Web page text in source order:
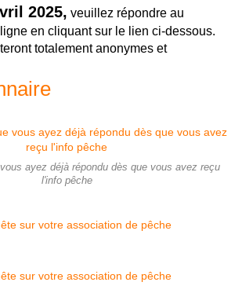
2025, veuillez répondre au
en cliquant sur le lien ci-dessous.
totalement anonymes et
ayez déjà répondu dès que vous avez reçu
l'info pêche